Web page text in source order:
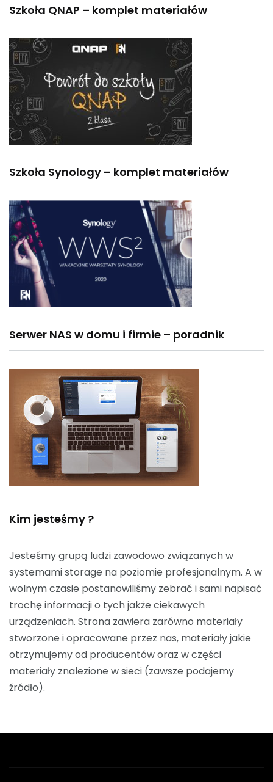
Szkoła QNAP – komplet materiałów
Szkoła Synology – komplet materiałów
Serwer NAS w domu i firmie – poradnik
Kim jesteśmy ?
Jesteśmy grupą ludzi zawodowo związanych w
systemami storage na poziomie profesjonalnym. A w
wolnym czasie postanowiliśmy zebrać i sami napisać
trochę informacji o tych jakże ciekawych
urządzeniach. Strona zawiera zarówno materiały
stworzone i opracowane przez nas, materiały jakie
otrzymujemy od producentów oraz w części
materiały znalezione w sieci (zawsze podajemy
źródło).